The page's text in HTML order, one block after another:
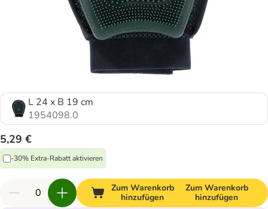
L 24 x B 19 cm
1954098.0
5,29 €
-30% Extra-Rabatt aktivieren
Zum Warenkorb
hinzufügen
Zum Warenkorb
hinzufügen